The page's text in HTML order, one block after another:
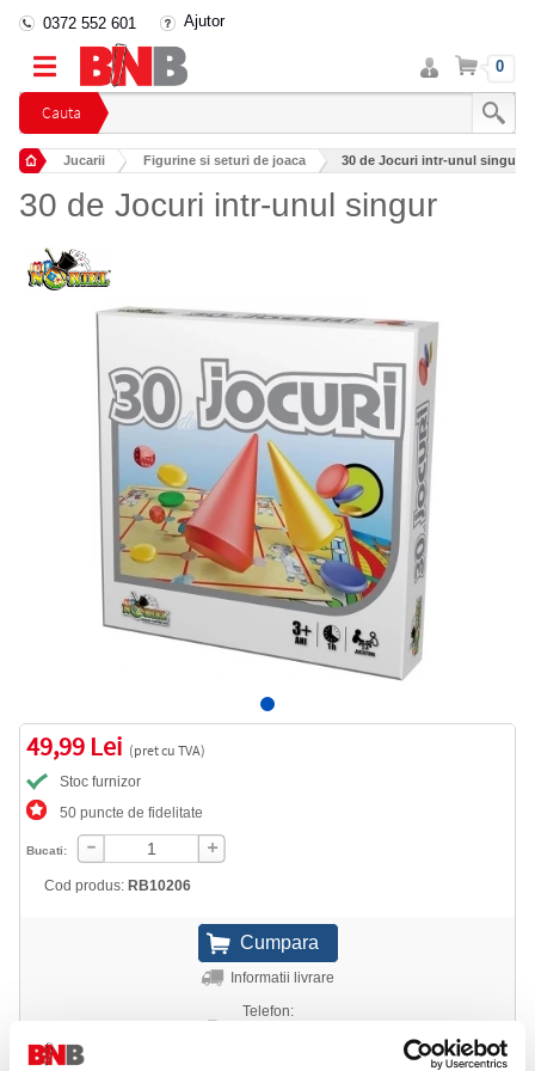
Cauta
0372 552 601 Ajutor
Intra
in
cont
Cos 0
Jucarii Figurine si seturi de joaca 30 de Jocuri intr-unul singur
30 de Jocuri intr-unul singur
49,99 Lei (pret cu TVA)
Stoc furnizor
50 puncte de fidelitate
Bucati:
Cod produs: RB10206
Informatii livrare
Telefon: